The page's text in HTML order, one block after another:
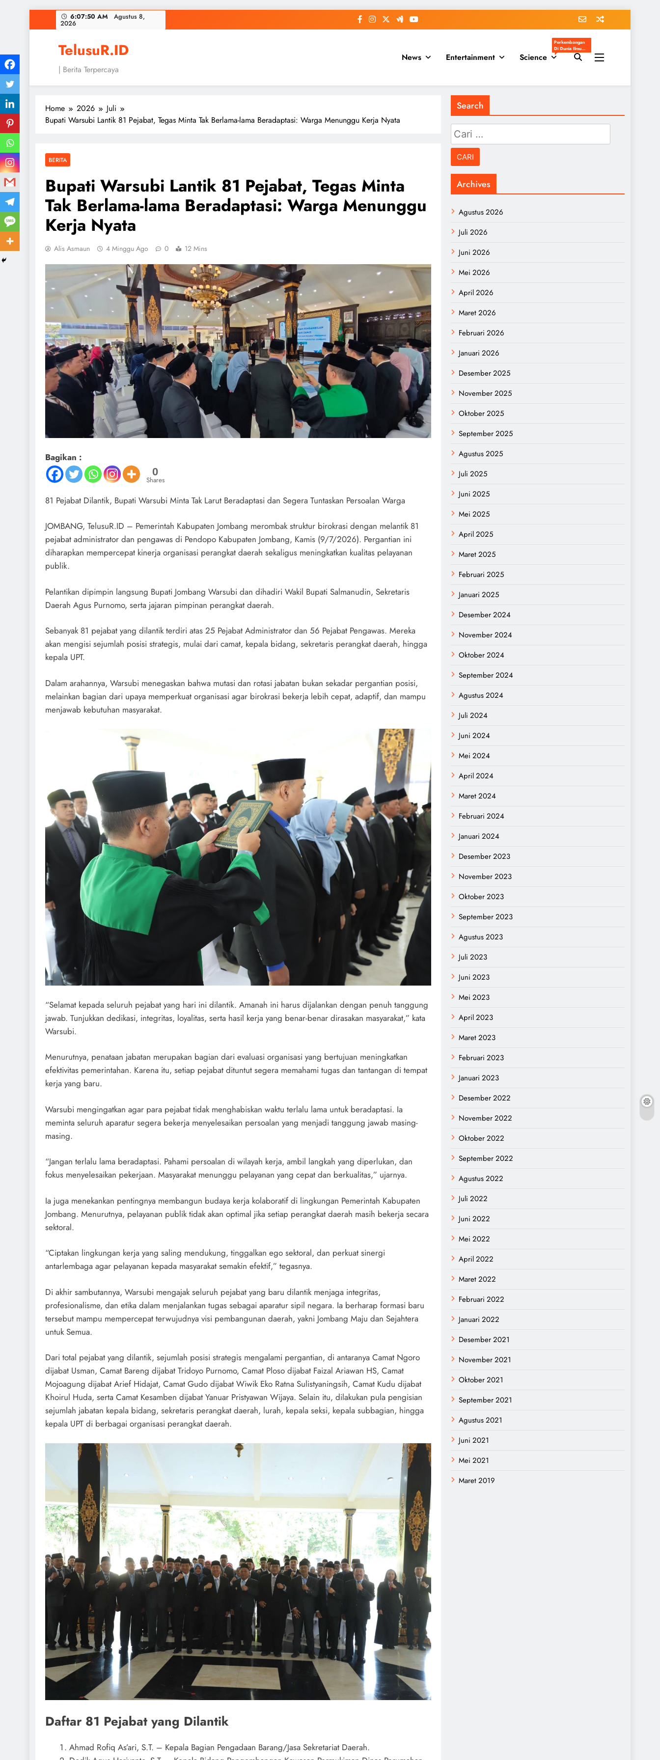
to
6:07:51 AM Agustus 8,
2026
TelusuR.ID
| Berita Terpercaya
News Entertainment Science
Perkembangan
Di Dunia Ilmu
Pengetahuan
Populer
Home 2026
Juli
Bupati Warsubi Lantik 81 Pejabat, Tegas Minta Tak Berlama-lama Beradaptasi: Warga Menunggu Kerja Nyata
BERITA
Bupati Warsubi Lantik 81 Pejabat, Tegas Minta
Tak Berlama-lama Beradaptasi: Warga Menunggu
Kerja Nyata
Alis Asmaun 4 Minggu Ago 0 12 Mins
Bagikan :
0
Shares
81 Pejabat Dilantik, Bupati Warsubi Minta Tak Larut Beradaptasi dan Segera Tuntaskan Persoalan Warga
JOMBANG, TelusuR.ID – Pemerintah Kabupaten Jombang merombak struktur birokrasi dengan melantik 81
pejabat administrator dan pengawas di Pendopo Kabupaten Jombang, Kamis (9/7/2026). Pergantian ini
diharapkan mempercepat kinerja organisasi perangkat daerah sekaligus meningkatkan kualitas pelayanan
publik.
Pelantikan dipimpin langsung Bupati Jombang Warsubi dan dihadiri Wakil Bupati Salmanudin, Sekretaris
Daerah Agus Purnomo, serta jajaran pimpinan perangkat daerah.
Sebanyak 81 pejabat yang dilantik terdiri atas 25 Pejabat Administrator dan 56 Pejabat Pengawas. Mereka
akan mengisi sejumlah posisi strategis, mulai dari camat, kepala bidang, sekretaris perangkat daerah, hingga
kepala UPT.
Dalam arahannya, Warsubi menegaskan bahwa mutasi dan rotasi jabatan bukan sekadar pergantian posisi,
melainkan bagian dari upaya memperkuat organisasi agar birokrasi bekerja lebih cepat, adaptif, dan mampu
menjawab kebutuhan masyarakat.
“Selamat kepada seluruh pejabat yang hari ini dilantik. Amanah ini harus dijalankan dengan penuh tanggung
jawab. Tunjukkan dedikasi, integritas, loyalitas, serta hasil kerja yang benar-benar dirasakan masyarakat,” kata
Warsubi.
Menurutnya, penataan jabatan merupakan bagian dari evaluasi organisasi yang bertujuan meningkatkan
efektivitas pemerintahan. Karena itu, setiap pejabat dituntut segera memahami tugas dan tantangan di tempat
kerja yang baru.
Warsubi mengingatkan agar para pejabat tidak menghabiskan waktu terlalu lama untuk beradaptasi. Ia
meminta seluruh aparatur segera bekerja menyelesaikan persoalan yang menjadi tanggung jawab masing-
masing.
“Jangan terlalu lama beradaptasi. Pahami persoalan di wilayah kerja, ambil langkah yang diperlukan, dan
fokus menyelesaikan pekerjaan. Masyarakat menunggu pelayanan yang cepat dan berkualitas,” ujarnya.
Ia juga menekankan pentingnya membangun budaya kerja kolaboratif di lingkungan Pemerintah Kabupaten
Jombang. Menurutnya, pelayanan publik tidak akan optimal jika setiap perangkat daerah masih bekerja secara
sektoral.
“Ciptakan lingkungan kerja yang saling mendukung, tinggalkan ego sektoral, dan perkuat sinergi
antarlembaga agar pelayanan kepada masyarakat semakin efektif,” tegasnya.
Di akhir sambutannya, Warsubi mengajak seluruh pejabat yang baru dilantik menjaga integritas,
profesionalisme, dan etika dalam menjalankan tugas sebagai aparatur sipil negara. Ia berharap formasi baru
tersebut mampu mempercepat terwujudnya visi pembangunan daerah, yakni Jombang Maju dan Sejahtera
untuk Semua.
Dari total pejabat yang dilantik, sejumlah posisi strategis mengalami pergantian, di antaranya Camat Ngoro
dijabat Usman, Camat Bareng dijabat Tridoyo Purnomo, Camat Ploso dijabat Faizal Ariawan HS, Camat
Mojoagung dijabat Arief Hidajat, Camat Gudo dijabat Wiwik Eko Ratna Sulistyaningsih, Camat Kudu dijabat
Khoirul Huda, serta Camat Kesamben dijabat Yanuar Pristyawan Wijaya. Selain itu, dilakukan pula pengisian
sejumlah jabatan kepala bidang, sekretaris perangkat daerah, lurah, kepala seksi, kepala subbagian, hingga
kepala UPT di berbagai organisasi perangkat daerah.
Daftar 81 Pejabat yang Dilantik
Ahmad Rofiq As’ari, S.T. – Kepala Bagian Pengadaan Barang/Jasa Sekretariat Daerah.
Search
Cari
untuk:
Archives
Agustus 2026
Juli 2026
Juni 2026
Mei 2026
April 2026
Maret 2026
Februari 2026
Januari 2026
Desember 2025
November 2025
Oktober 2025
September 2025
Agustus 2025
Juli 2025
Juni 2025
Mei 2025
April 2025
Maret 2025
Februari 2025
Januari 2025
Desember 2024
November 2024
Oktober 2024
September 2024
Agustus 2024
Juli 2024
Juni 2024
Mei 2024
April 2024
Maret 2024
Februari 2024
Januari 2024
Desember 2023
November 2023
Oktober 2023
September 2023
Agustus 2023
Juli 2023
Juni 2023
Mei 2023
April 2023
Maret 2023
Februari 2023
Januari 2023
Desember 2022
November 2022
Oktober 2022
September 2022
Agustus 2022
Juli 2022
Juni 2022
Mei 2022
April 2022
Maret 2022
Februari 2022
Januari 2022
Desember 2021
November 2021
Oktober 2021
September 2021
Agustus 2021
Juni 2021
Mei 2021
Maret 2019